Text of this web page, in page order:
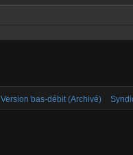
Version bas-débit (Archivé)